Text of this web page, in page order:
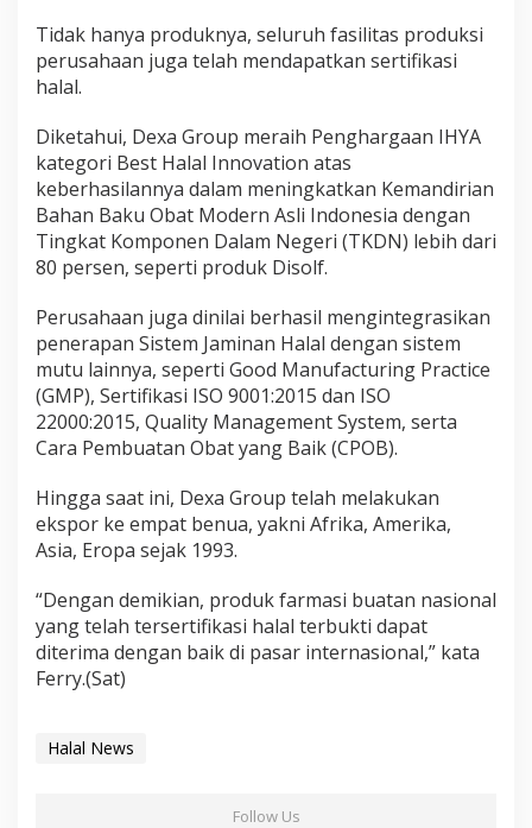
Tidak hanya produknya, seluruh fasilitas produksi
perusahaan juga telah mendapatkan sertifikasi
halal.
Diketahui, Dexa Group meraih Penghargaan IHYA
kategori Best Halal Innovation atas
keberhasilannya dalam meningkatkan Kemandirian
Bahan Baku Obat Modern Asli Indonesia dengan
Tingkat Komponen Dalam Negeri (TKDN) lebih dari
80 persen, seperti produk Disolf.
Perusahaan juga dinilai berhasil mengintegrasikan
penerapan Sistem Jaminan Halal dengan sistem
mutu lainnya, seperti Good Manufacturing Practice
(GMP), Sertifikasi ISO 9001:2015 dan ISO
22000:2015, Quality Management System, serta
Cara Pembuatan Obat yang Baik (CPOB).
Hingga saat ini, Dexa Group telah melakukan
ekspor ke empat benua, yakni Afrika, Amerika,
Asia, Eropa sejak 1993.
“Dengan demikian, produk farmasi buatan nasional
yang telah tersertifikasi halal terbukti dapat
diterima dengan baik di pasar internasional,” kata
Ferry.(Sat)
Halal News
Follow Us